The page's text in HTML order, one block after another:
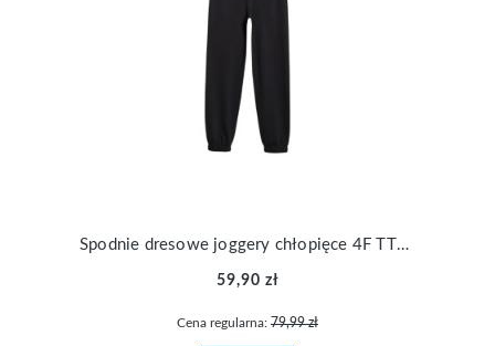
Spodnie dresowe joggery chłopięce 4F TTROM1188-20S
59,90 zł
Cena regularna: 79,99 zł